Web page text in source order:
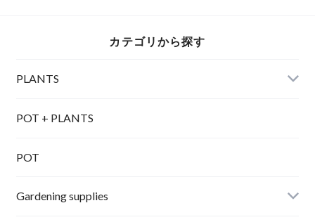
カテゴリから探す
PLANTS
POT + PLANTS
POT
Gardening supplies